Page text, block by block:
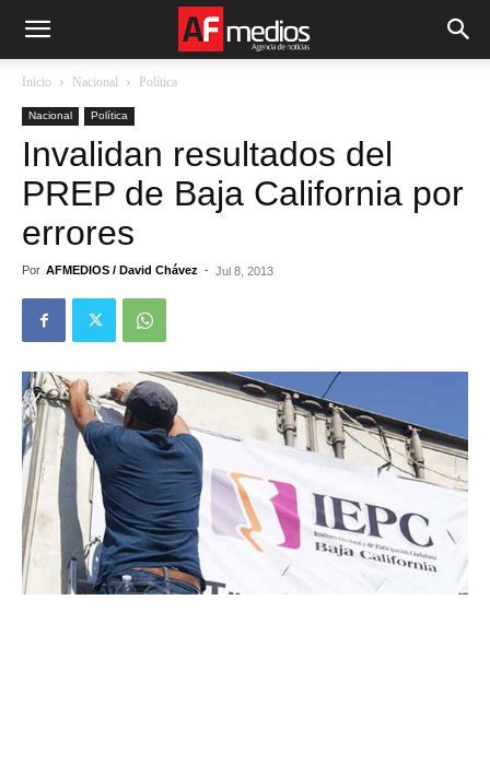
Inicio Nacional Política
Nacional Política
Invalidan resultados del
PREP de Baja California por
errores
Por AFMEDIOS / David Chávez - Jul 8, 2013